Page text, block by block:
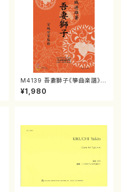
M4139 吾妻獅子《箏曲楽譜》
（箏/宮城道雄著・宮城宗家監修/
箏曲古典楽譜）
¥1,980